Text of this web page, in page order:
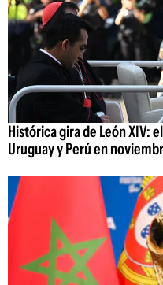
Histórica gira de León XIV:
Uruguay y Perú en